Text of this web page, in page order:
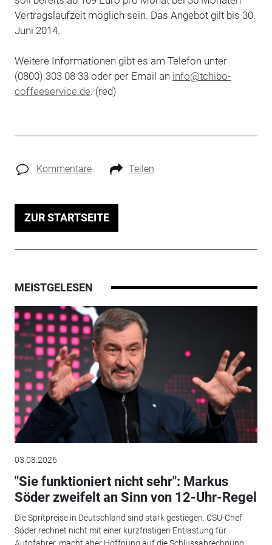
Vertragslaufzeit möglich sein. Das Angebot gilt bis 30.
Juni 2014.
Weitere Informationen gibt es am Telefon unter
(0800) 303 08 33 oder per Email an info@tchibo-
coffeeservice.de. (red)
Kommentare Teilen
ZUR STARTSEITE
MEISTGELESEN
03.08.2026
"Sie funktioniert nicht sehr": Markus
Söder zweifelt an Sinn von 12-Uhr-Regel
Die Spritpreise in Deutschland sind stark gestiegen. CSU-Chef
Söder rechnet nicht mit einer kurzfristigen Entlastung für